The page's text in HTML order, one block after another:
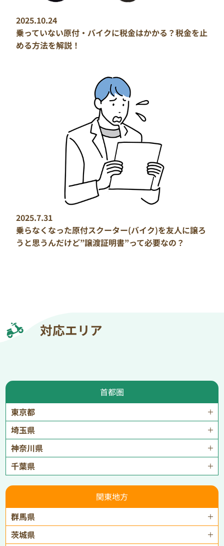
2025.10.24
乗っていない原付・バイクに税金はかかる？税金を止
める方法を解説！
2025.7.31
乗らなくなった原付スクーター(バイク)を友人に譲ろ
うと思うんだけど”譲渡証明書”って必要なの？
対応エリア
首都圏
東京都
埼玉県
神奈川県
千葉県
関東地方
群馬県
茨城県